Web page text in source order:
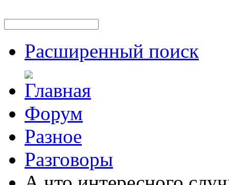
Расширенный поиск
Форум
Разное
Разговоры